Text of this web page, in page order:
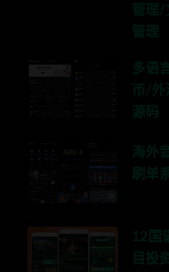
管理/
管理
多语
币/外
源码
海外
刷单
12国
目投